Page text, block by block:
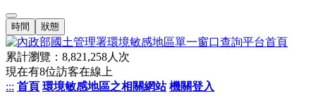
時間 狀態
累計瀏覽： 8,821,258人次
現在有8位訪客在線上
::: 首頁 環境敏感地區之相關網站 機關登入